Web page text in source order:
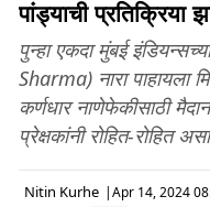
पांड्याची
पुन्हा एकदा मुंबई
Sharma) नारा पाहायला
कर्णधार नाणेफेकीसाठी
प्रेक्षकांनी रोहित-रोहित
Nitin Kurhe |Apr 14, 2024